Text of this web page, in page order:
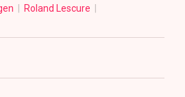
Roland Lescure